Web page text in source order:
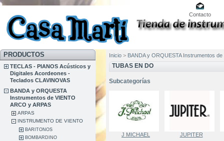
Contacto
PRODUCTOS
TECLAS - PIANOS Acústicos y
Digitales Acordeones -
Teclados CLAVINOVAS
BANDA y ORQUESTA
Instrumentos de VIENTO
ARCO y ARPAS
ARPAS
INSTRUMENTO DE VIENTO
BARITONOS
BOMBARDINO
Inicio > BANDA y ORQUESTA Instrumentos
TUBAS EN DO
Subcategorías
J MICHAEL JUPITER